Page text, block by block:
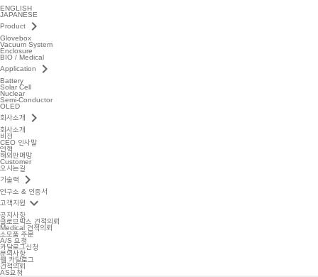
ENGLISH
JAPANESE
Product
keyboard_arrow_right
Glovebox
Vacuum System
Enclosure
BIO / Medical
Application
keyboard_arrow_right
Battery
Solar Cell
Nuclear
Semi-Conductor
OLED
회사소개
keyboard_arrow_right
회사소개
비전
CEO 인사말
연혁
해외판매망
Customer
오시는길
기술력
keyboard_arrow_right
연구소 & 인증서
고객지원
keyboard_arrow_down
공지사항
글로브박스 견적의뢰
Medical 견적의뢰
소모품 주문
A/S 요청
카달로그신청
문의사항
웹 카달로그
견적의뢰
AS요청